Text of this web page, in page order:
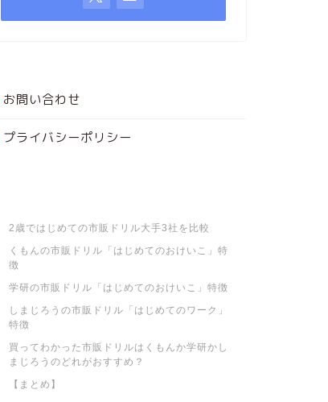
お問い合わせ
プライバシーポリシー
2歳ではじめての市販ドリル大手3社を比較
くもんの市販ドリル「はじめてのおけいこ」特
徴
学研の市販ドリル「はじめてのおけいこ」特徴
しまじろうの市販ドリル「はじめてのワーク」
特徴
買ってわかった市販ドリルはくもんか学研かし
まじろうのどれがおすすめ？
【まとめ】